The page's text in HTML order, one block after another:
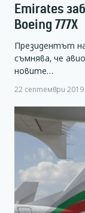
Emirates
Boeing 777Х
Президентът
съмнява, че
новите…
22 септември 2019